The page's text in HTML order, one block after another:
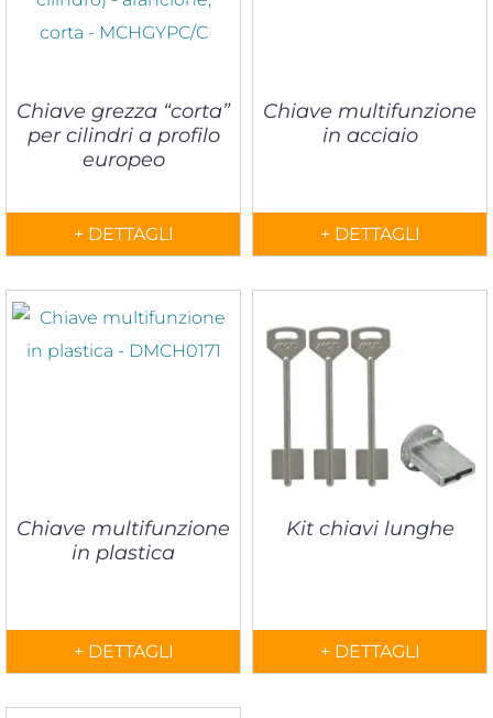
Chiave grezza “corta”
per cilindri a profilo
europeo
+ DETTAGLI
Chiave multifunzione
in acciaio
+ DETTAGLI
Chiave multifunzione
in plastica
+ DETTAGLI
Kit chiavi lunghe
+ DETTAGLI